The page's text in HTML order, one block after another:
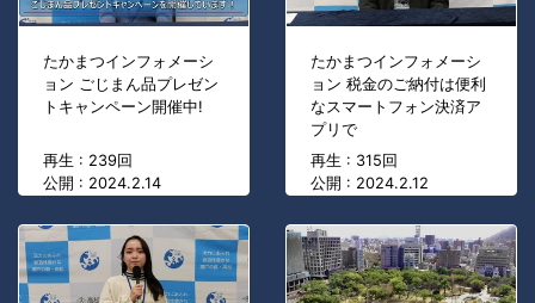
たかまつインフォメーシ
ョン ごじまん品プレゼン
トキャンペーン開催中!
再生 : 239回
公開 : 2024.2.14
たかまつインフォメーシ
ョン 税金のご納付は便利
なスマートフォン決済ア
プリで
再生 : 315回
公開 : 2024.2.12